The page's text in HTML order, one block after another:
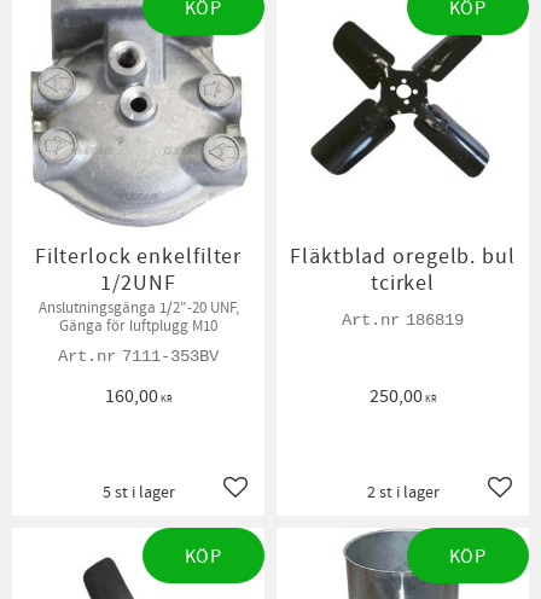
Filterlock enkelfilter
1/2UNF
Anslutningsgänga 1/2"-20 UNF,
Gänga för luftplugg M10
7111-353BV
160,00KR
Lägg till i favoriter
5 st i lager
KÖP
Fläktblad oregelb. bul
tcirkel
186819
250,00KR
2 st i lager
KÖP
KÖP KÖP